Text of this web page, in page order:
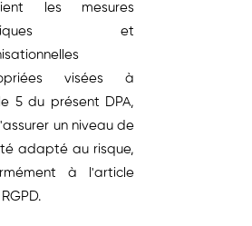
les mesures
et
visées à
5 du présent DPA,
un niveau de
adapté au risque,
à l'article